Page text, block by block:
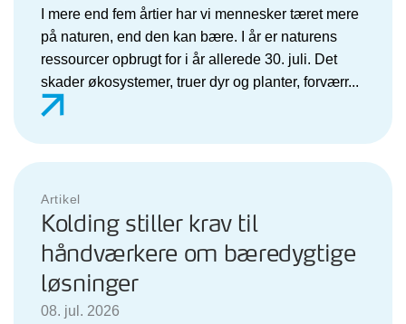
I mere end fem årtier har vi mennesker tæret mere
på naturen, end den kan bære. I år er naturens
ressourcer opbrugt for i år allerede 30. juli. Det
skader økosystemer, truer dyr og planter, forværr...
Artikel
Kolding stiller krav til
håndværkere om bæredygtige
løsninger
08. jul. 2026